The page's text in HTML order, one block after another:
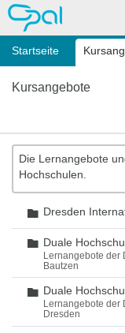
OPAL
Startseite
Kursangebote
Die Lernangebote
Hochschulen.
Ordner
Dresden
Ordner
Duale
Lernangebote
Bautzen
Ordner
Duale
Lernangebote der
Dresden